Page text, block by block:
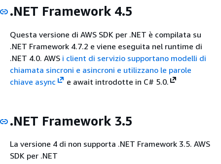
.NET Framework 4.5
Questa versione di AWS SDK per .NET è compilata su
.NET Framework 4.7.2 e viene eseguita nel runtime di
.NET 4.0. AWS i client di servizio supportano modelli di
chiamata sincroni e asincroni e utilizzano le parole
chiave async e await introdotte in C# 5.0.
.NET Framework 3.5
La versione 4 di non supporta .NET Framework 3.5. AWS
SDK per .NET